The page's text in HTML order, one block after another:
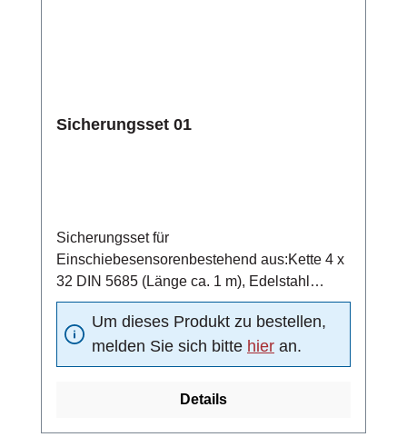
Sicherungsset 01
Sicherungsset für
Einschiebesensorenbestehend aus:Kette 4 x
32 DIN 5685 (Länge ca. 1 m), Edelstahl
1.4401Schraubglied NG5, Edelstahl
1.4401Schelle DN15 nach DIN 11850,
Edelstahl 1.4301
Um dieses Produkt zu bestellen,
melden Sie sich bitte hier an.
Details